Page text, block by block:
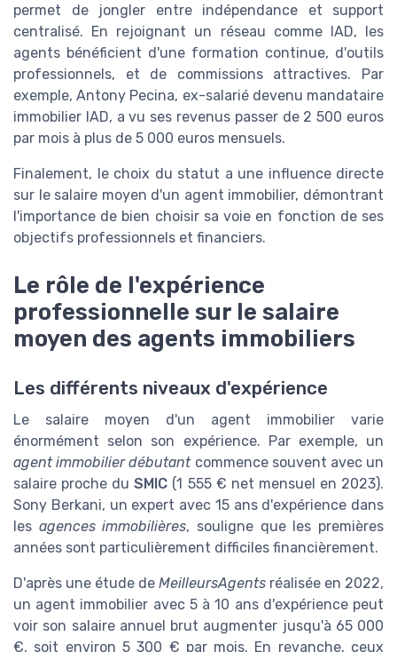
permet de jongler entre indépendance et support
centralisé. En rejoignant un réseau comme IAD, les
agents bénéficient d'une formation continue, d'outils
professionnels, et de commissions attractives. Par
exemple, Antony Pecina, ex-salarié devenu mandataire
immobilier IAD, a vu ses revenus passer de 2 500 euros
par mois à plus de 5 000 euros mensuels.
Finalement, le choix du statut a une influence directe
sur le salaire moyen d'un agent immobilier, démontrant
l'importance de bien choisir sa voie en fonction de ses
objectifs professionnels et financiers.
Le rôle de l'expérience
professionnelle sur le salaire
moyen des agents immobiliers
Les différents niveaux d'expérience
Le salaire moyen d'un agent immobilier varie
énormément selon son expérience. Par exemple, un
agent immobilier débutantcommence souvent avec un
salaire proche duSMIC (1 555 € net mensuel en 2023).
Sony Berkani, un expert avec 15 ans d'expérience dans
les agences immobilières, souligne que les premières
années sont particulièrement difficiles financièrement.
D'après une étude de MeilleursAgents réalisée en 2022,
un agent immobilier avec 5 à 10 ans d'expérience peut
voir son salaire annuel brut augmenter jusqu'à 65 000
€, soit environ 5 300 € par mois. En revanche, ceux